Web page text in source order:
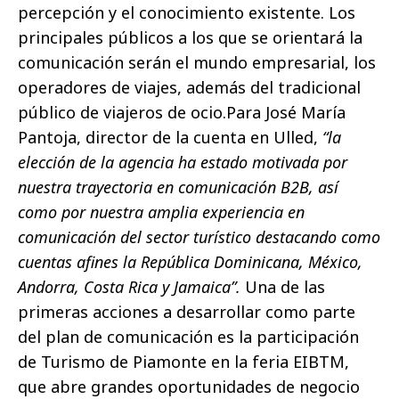
percepción y el conocimiento existente. Los
principales públicos a los que se orientará la
comunicación serán el mundo empresarial, los
operadores de viajes, además del tradicional
público de viajeros de ocio.Para José María
Pantoja, director de la cuenta en Ulled, “la
elección de la agencia ha estado motivada por
nuestra trayectoria en comunicación B2B, así
como por nuestra amplia experiencia en
comunicación del sector turístico destacando como
cuentas afines la República Dominicana, México,
Andorra, Costa Rica y Jamaica”. Una de las
primeras acciones a desarrollar como parte
del plan de comunicación es la participación
de Turismo de Piamonte en la feria EIBTM,
que abre grandes oportunidades de negocio